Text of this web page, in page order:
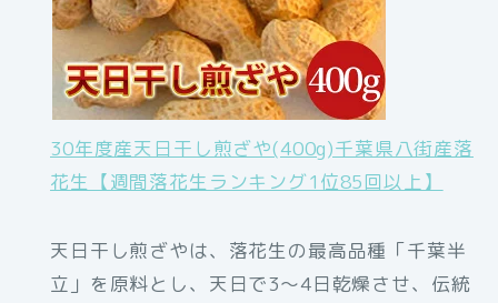
30年度産天日干し煎ざや(400g)千葉県八街産落
花生【週間落花生ランキング1位85回以上】
天日干し煎ざやは、落花生の最高品種「千葉半
立」を原料とし、天日で3〜4日乾燥させ、伝統